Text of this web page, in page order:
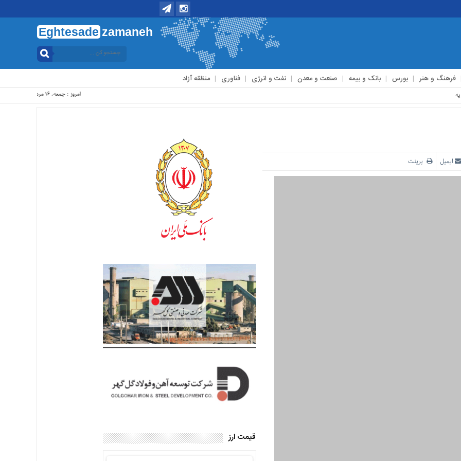
Eghtesade zamaneh
فرهنگ و هنر بورس بانک و بیمه صنعت و معدن نفت و انرژی فناوری منظقه آزاد
امروز : جمعه, ۱۶ مرداد , ۱۴۰۵ .::. برابر با : Friday, 7 August , 2026
ایمیل پرینت
قیمت ارز